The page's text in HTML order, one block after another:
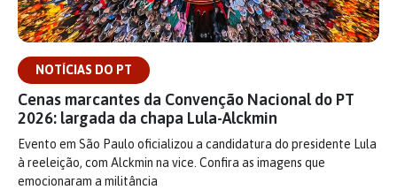
NOTÍCIAS DO PT
Cenas marcantes da Convenção Nacional do PT
2026: largada da chapa Lula-Alckmin
Evento em São Paulo oficializou a candidatura do presidente Lula
à reeleição, com Alckmin na vice. Confira as imagens que
emocionaram a militância